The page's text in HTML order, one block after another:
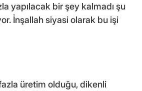
yapılacak bir şey kalmadı şu
İnşallah siyasi olarak bu işi
üretim olduğu, dikenli